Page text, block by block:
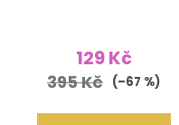
129 Kč
395 Kč (–67 %)